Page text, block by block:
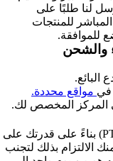
لنا طلبًا على
للمنتجات
للموافقة.
في مواقع محددة.
المركز المخصص لك.
يُتوقع منك تحديد وقت معالجة عرض واقعي (PT) بناءً على قدرتك على
الالتزام بذلك لتجنب